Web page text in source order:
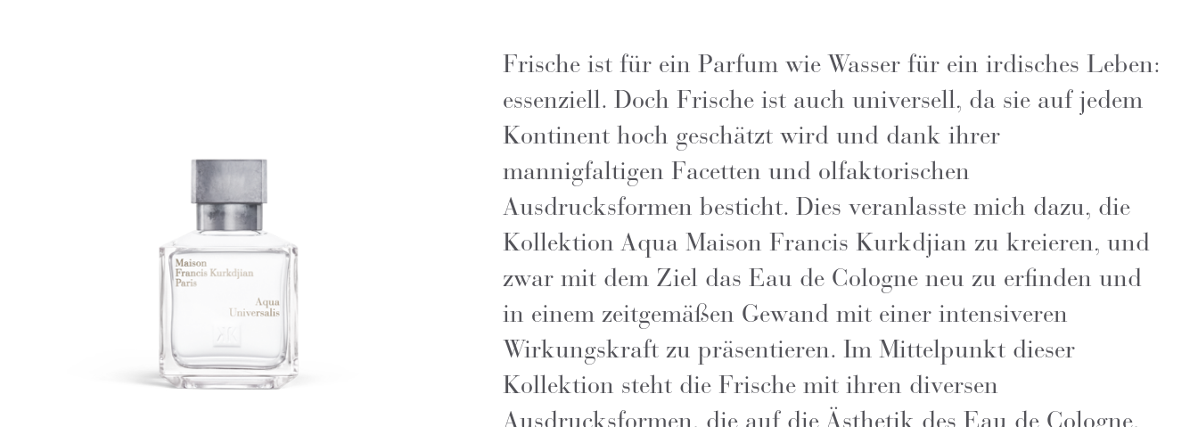
Frische ist für ein Parfum wie Wasser für ein irdisches Leben:
essenziell. Doch Frische ist auch universell, da sie auf jedem
Kontinent hoch geschätzt wird und dank ihrer
mannigfaltigen Facetten und olfaktorischen
Ausdrucksformen besticht. Dies veranlasste mich dazu, die
Kollektion Aqua Maison Francis Kurkdjian zu kreieren, und
zwar mit dem Ziel das Eau de Cologne neu zu erfinden und
in einem zeitgemäßen Gewand mit einer intensiveren
Wirkungskraft zu präsentieren. Im Mittelpunkt dieser
Kollektion steht die Frische mit ihren diversen